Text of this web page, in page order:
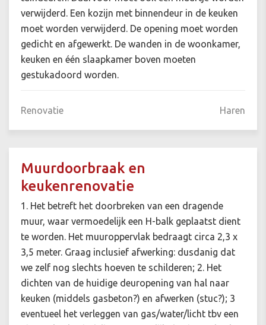
verwijderd. Een kozijn met binnendeur in de keuken
moet worden verwijderd. De opening moet worden
gedicht en afgewerkt. De wanden in de woonkamer,
keuken en één slaapkamer boven moeten
gestukadoord worden.
Renovatie Haren
Muurdoorbraak en
keukenrenovatie
1. Het betreft het doorbreken van een dragende
muur, waar vermoedelijk een H-balk geplaatst dient
te worden. Het muuroppervlak bedraagt circa 2,3 x
3,5 meter. Graag inclusief afwerking: dusdanig dat
we zelf nog slechts hoeven te schilderen; 2. Het
dichten van de huidige deuropening van hal naar
keuken (middels gasbeton?) en afwerken (stuc?); 3
eventueel het verleggen van gas/water/licht tbv een